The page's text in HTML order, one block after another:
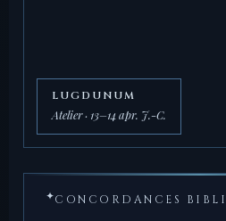
LUGDUNUM
Atelier · 13–14 apr. J.-C.
✦CONCORDANCES